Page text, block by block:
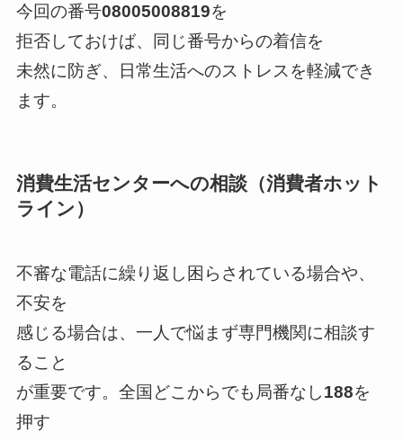
今回の番号08005008819を
拒否しておけば、同じ番号からの着信を
未然に防ぎ、日常生活へのストレスを軽減でき
ます。
消費生活センターへの相談（消費者ホット
ライン）
不審な電話に繰り返し困らされている場合や、
不安を
感じる場合は、一人で悩まず専門機関に相談す
ること
が重要です。全国どこからでも局番なし188を
押す